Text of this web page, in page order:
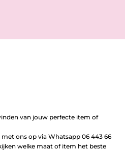
van jouw perfecte item of
ons op via Whatsapp 06 443 66
welke maat of item het beste